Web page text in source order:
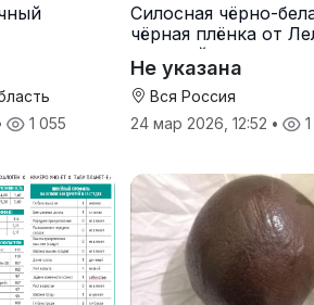
1 055
Силосная чёрно-
чёрная плёнка от
траншей и ям
Не указана
Вся Россия
24 мар 2026, 12:52 • 1